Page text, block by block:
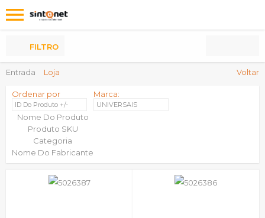
Entrada Loja Voltar
FILTRO
Ordenar por
ID Do Produto +/-
Nome Do Produto
Produto SKU
Categoria
Nome Do Fabricante
Marca:
UNIVERSAIS